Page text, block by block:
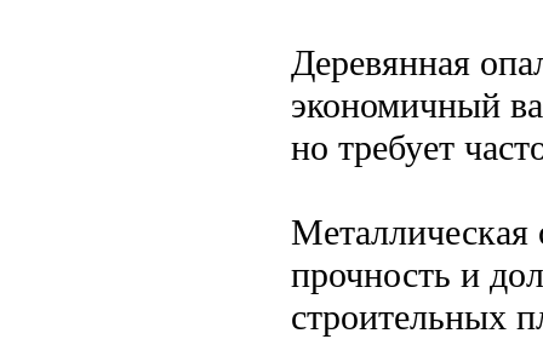
Деревянная
экономичный
но требует
Металлическая
прочность и
строительных